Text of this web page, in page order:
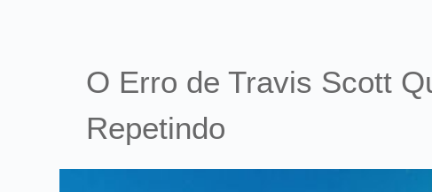
O Erro de Travis Scott
Repetindo